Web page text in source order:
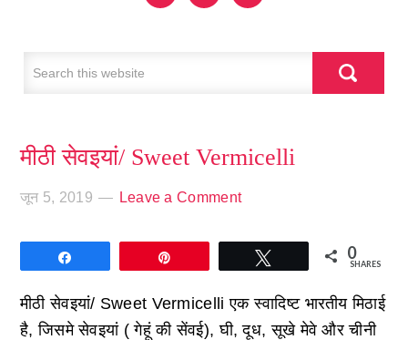
मीठी सेवइयां/ Sweet Vermicelli
जून 5, 2019 Leave a Comment
0
SHARES
मीठी सेवइयां/ Sweet Vermicelli एक स्वादिष्ट भारतीय मिठाई
है, जिसमे सेवइयां ( गेहूं की सेंवई), घी, दूध, सूखे मेवे और चीनी